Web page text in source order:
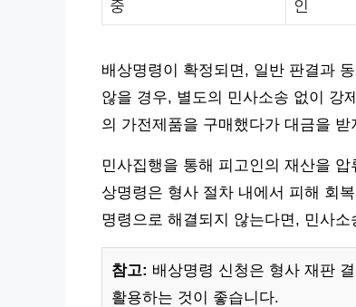
중
인
배상명령이 확정되면, 일반 판결과
않을 경우, 별도의 민사소송 없이 강
의 가전제품을 구매했다가 대금을
민사집행을 통해 피고인의 재산을
상명령은 형사 절차 내에서 피해 회
명령으로 해결되지 않는다면, 민사
참고: 배상명령 신청은 형사 재판
활용하는 것이 좋습니다.